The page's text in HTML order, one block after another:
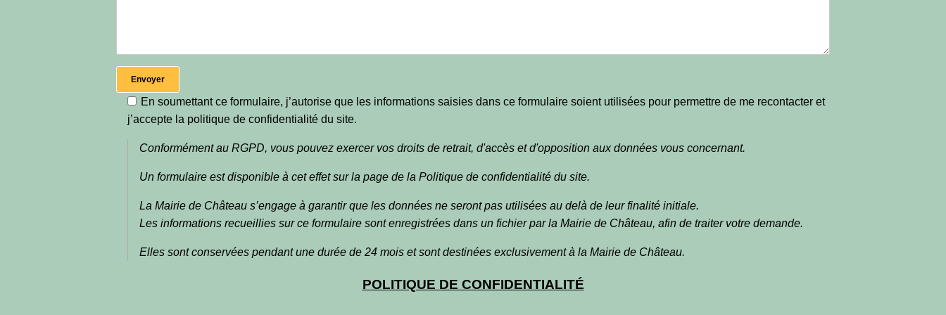
En soumettant ce formulaire, j’autorise que les informations saisies dans ce formulaire soient utilisées pour permettre de me recontacter et
j’accepte la politique de confidentialité du site.
Conformément au RGPD, vous pouvez exercer vos droits de retrait, d'accès et d'opposition aux données vous concernant.
Un formulaire est disponible à cet effet sur la page de la Politique de confidentialité du site.
La Mairie de Château s’engage à garantir que les données ne seront pas utilisées au delà de leur finalité initiale.
Les informations recueillies sur ce formulaire sont enregistrées dans un fichier par la Mairie de Château, afin de traiter votre demande.
Elles sont conservées pendant une durée de 24 mois et sont destinées exclusivement à la Mairie de Château.
POLITIQUE DE CONFIDENTIALITÉ